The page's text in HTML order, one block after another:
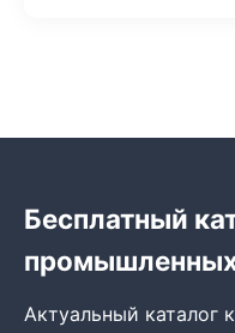
Бесплатный
Актуальный каталог